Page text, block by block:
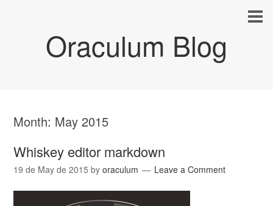
Oraculum Blog
Month: May 2015
Whiskey editor markdown
19 de May de 2015 byoraculum Leave a Comment